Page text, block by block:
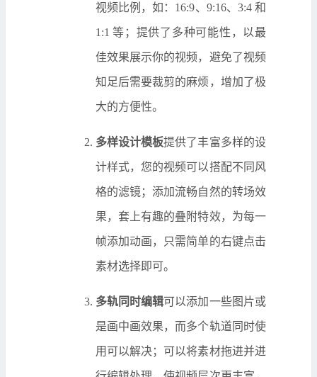
视频比例，如：16:9、9:16、3:4 和
1:1 等；提供了多种可能性，以最
佳效果展示你的视频，避免了视频
知足后需要裁剪的麻烦，增加了极
大的方便性。
多样设计模板提供了丰富多样的设
计样式，您的视频可以搭配不同风
格的滤镜；添加流畅自然的转场效
果，套上有趣的叠附特效，为每一
帧添加动画，只需简单的右键点击
素材选择即可。
多轨同时编辑可以添加一些图片或
是画中画效果，而多个轨道同时使
用可以解决；可以将素材拖进并进